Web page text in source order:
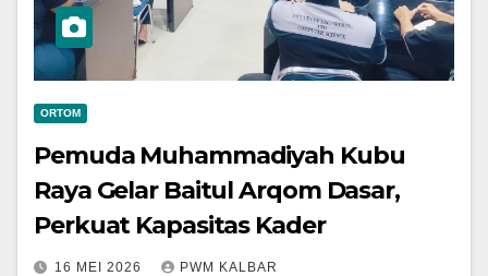
ORTOM
Pemuda Muhammadiyah Kubu
Raya Gelar Baitul Arqom Dasar,
Perkuat Kapasitas Kader
16 MEI 2026 PWM KALBAR